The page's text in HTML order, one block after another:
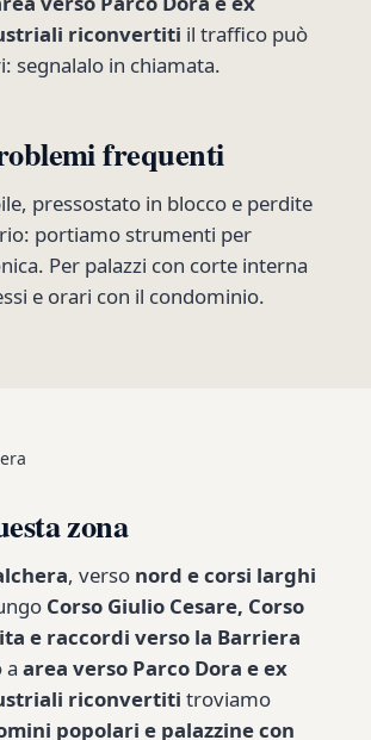
riconvertiti il traffico può
segnalalo in chiamata.
frequenti
pressostato in blocco e perdite
portiamo strumenti per
Per palazzi con corte interna
e orari con il condominio.
zona
, verso nord e corsi larghi
Corso Giulio Cesare, Corso
e raccordi verso la Barriera
a area verso Parco Dora e ex
riconvertiti troviamo
popolari e palazzine con